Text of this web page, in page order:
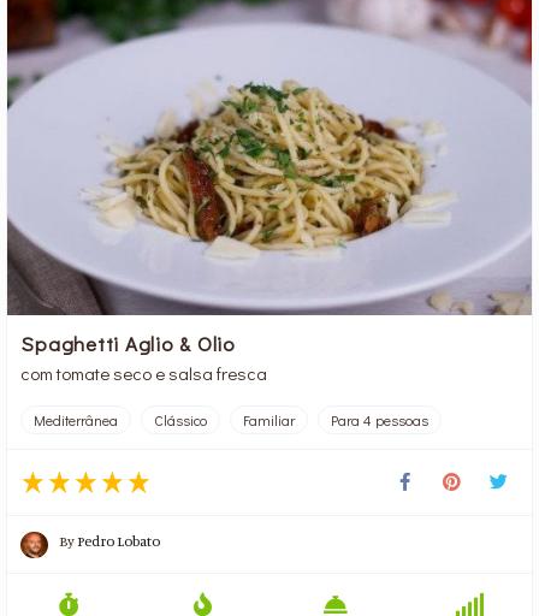
Spaghetti Aglio & Olio
com tomate seco e salsa fresca
Mediterrânea Clássico Familiar Para 4 pessoas
ByPedro Lobato